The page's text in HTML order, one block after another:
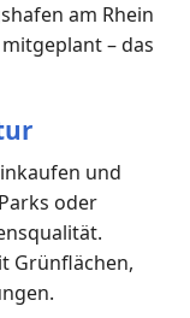
am Rhein
– das
und
oder
Grünflächen,